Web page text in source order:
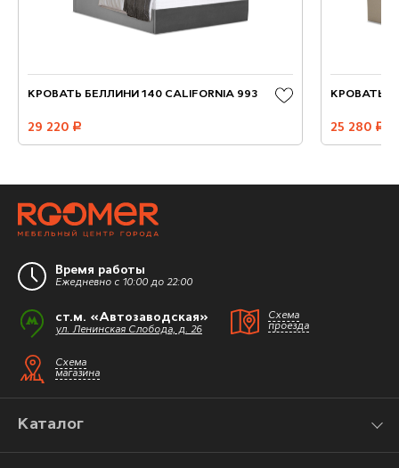
КРОВАТЬ БЕЛЛИНИ 140 CALIFORNIA 993
29 220 руб.
КРОВАТЬ
25 280 руб.
Время работы
Ежедневно с 10:00 до 22:00
ст.м. «Автозаводская»
ул. Ленинская Слобода, д. 26
Схема
проезда
Схема
магазина
Каталог